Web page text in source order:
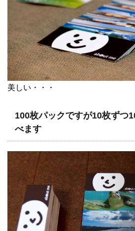
美しい・・・
100枚パックですが10枚ずつ
べます